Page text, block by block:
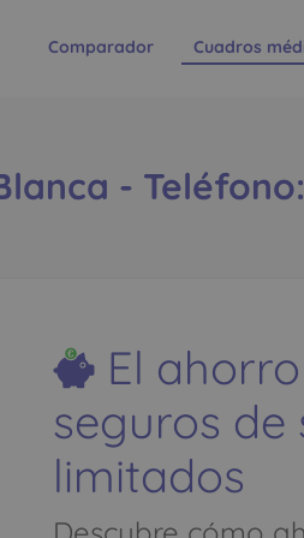
Comparador Cuadros
- Teléfono:
El
seguros
limitados